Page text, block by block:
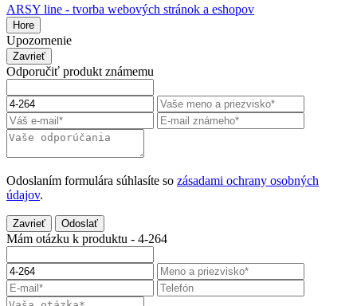
ARSY line - tvorba webových stránok a eshopov
Hore
Upozornenie
Zavrieť
Odporučiť produkt známemu
Odoslaním formulára súhlasíte so zásadami ochrany osobných
údajov.
Zavrieť Odoslať
Mám otázku k produktu - 4-264